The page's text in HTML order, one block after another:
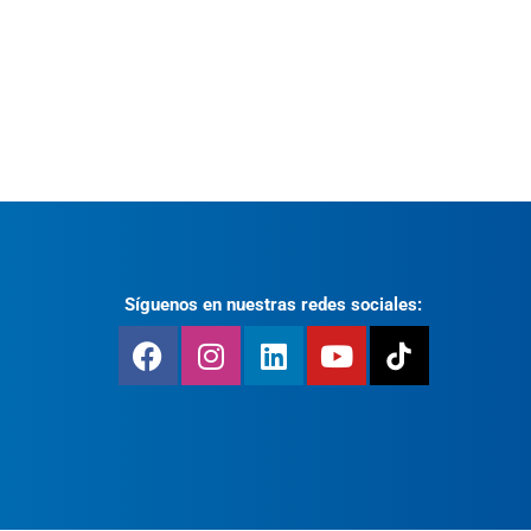
Síguenos en nuestras redes sociales: